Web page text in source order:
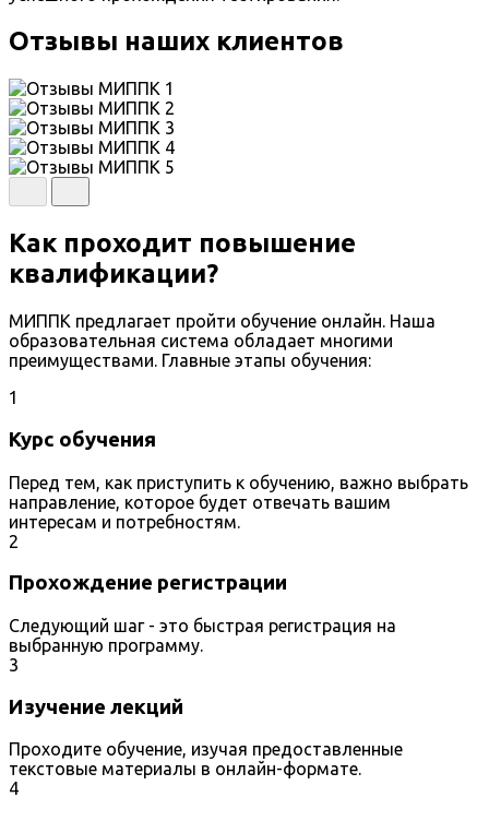
Отзывы наших клиентов
Как проходит повышение
квалификации?
МИППК предлагает пройти обучение онлайн. Наша
образовательная система обладает многими
преимуществами. Главные этапы обучения:
1
Курс обучения
Перед тем, как приступить к обучению, важно выбрать
направление, которое будет отвечать вашим
интересам и потребностям.
2
Прохождение регистрации
Следующий шаг - это быстрая регистрация на
выбранную программу.
3
Изучение лекций
Проходите обучение, изучая предоставленные
текстовые материалы в онлайн-формате.
4